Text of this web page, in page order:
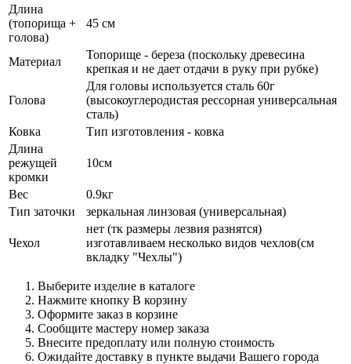
Длина
(топорища +
голова)
45 см
Материал
Топорище - береза (поскольку древесина
крепкая и не дает отдачи в руку при рубке)
Голова
Для головы используется сталь 60г
(высокоуглеродистая рессорная универсальная
сталь)
Ковка
Тип изготовления - ковка
Длина
режущей
кромки
10см
Вес
0.9кг
Тип заточки
зеркальная линзовая (универсальная)
Чехол
нет (тк размеры лезвия разнятся)
изготавливаем несколько видов чехлов(см
вкладку "Чехлы")
Выберите изделие в каталоге
Нажмите кнопку В корзину
Оформите заказ в корзине
Сообщите мастеру номер заказа
Внесите предоплату или полную стоимость
Ожидайте доставку в пункте выдачи Вашего города